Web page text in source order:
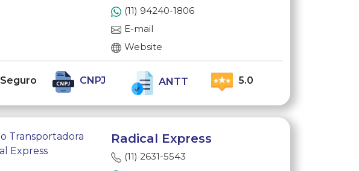
(11) 94240-1806
E-mail
Website
Seguro CNPJ ANTT 5.0
Radical Express
(11) 2631-5543